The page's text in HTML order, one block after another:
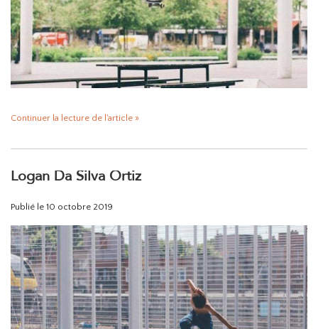
Continuer la lecture de l'article »
Logan Da Silva Ortiz
Publié le 10 octobre 2019